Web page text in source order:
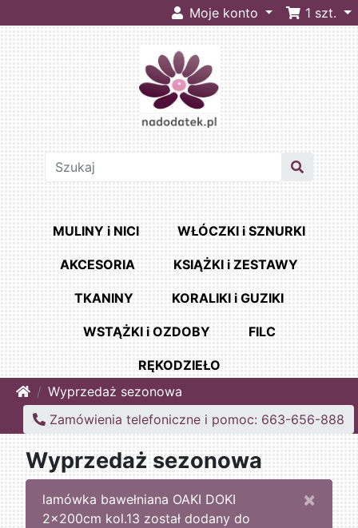
Moje konto 1 szt.
MULINY i NICI WŁÓCZKI i SZNURKI
AKCESORIA KSIĄŻKI i ZESTAWY
TKANINY KORALIKI i GUZIKI
WSTĄŻKI i OZDOBY FILC
RĘKODZIEŁO
HomeWyprzedaż sezonowa
Zamówienia telefoniczne i pomoc: 663-656-888
Wyprzedaż sezonowa
×
lamówka bawełniana OAKI DOKI
2x200cm kol.13 został dodany do